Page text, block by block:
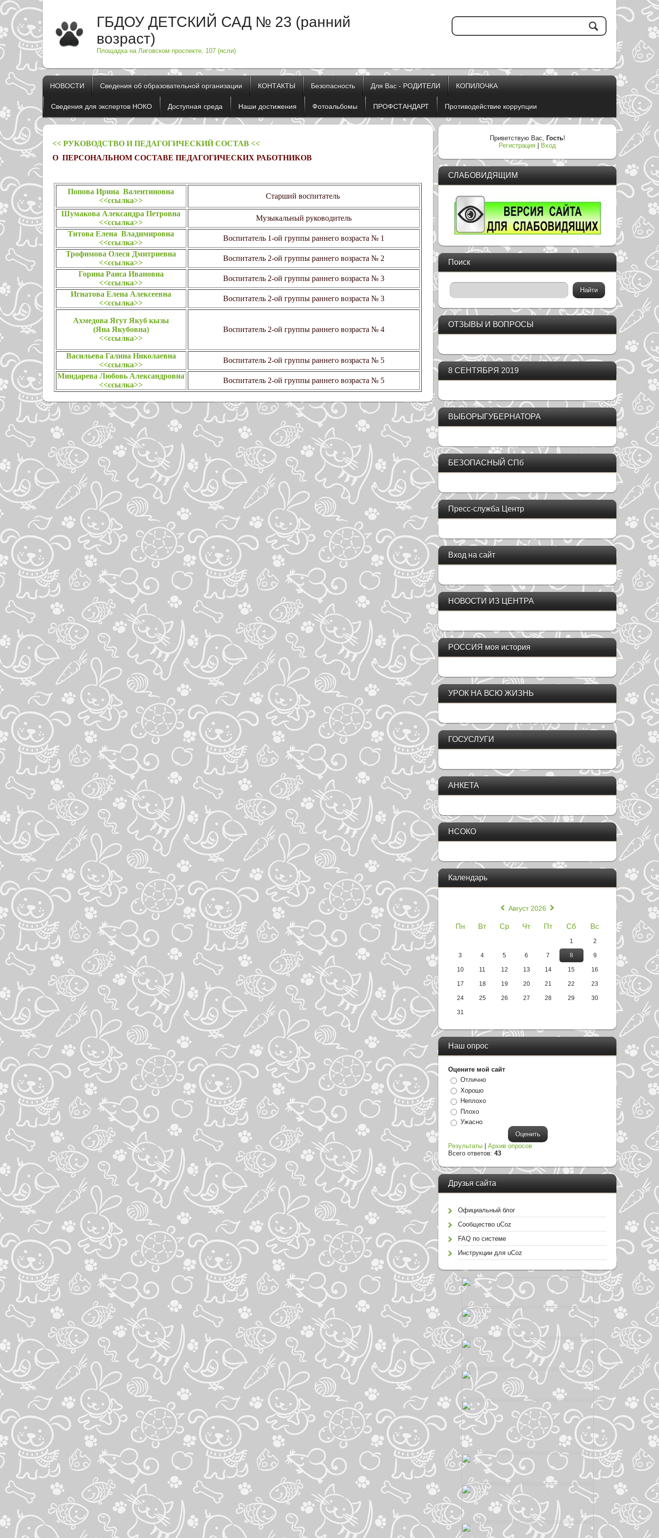
ГБДОУ ДЕТСКИЙ САД № 23 (ранний
возраст)
Площадка на Лиговском проспекте, 107 (ясли)
НОВОСТИ Сведения об образовательной организации КОНТАКТЫ Безопасность Для Вас - РОДИТЕЛИ КОПИЛОЧКА
Сведения для экспертов НОКО Доступная среда Наши достижения Фотоальбомы ПРОФСТАНДАРТ Противодействие коррупции
<< РУКОВОДСТВО И ПЕДАГОГИЧЕСКИЙ СОСТАВ <<
О ПЕРСОНАЛЬНОМ СОСТАВЕ ПЕДАГОГИЧЕСКИХ РАБОТНИКОВ
Попова Ирина Валентиновна
<<ссылка>>
Старший воспитатель
Шумакова Александра Петровна
<<ссылка>>
Музыкальный руководитель
Титова Елена Владимировна
<<ссылка>>
Воспитатель 1-ой группы раннего возраста № 1
Трофимова Олеся Дмитриевна
<<ссылка>>
Воспитатель 2-ой группы раннего возраста № 2
Горина Раиса Ивановна
<<ссылка>>
Воспитатель 2-ой группы раннего возраста № 3
Игнатова Елена Алексеевна
<<ссылка>>
Воспитатель 2-ой группы раннего возраста № 3
Ахмедова Ягут Якуб кызы
(Яна Якубовна)
<<ссылка>>
Воспитатель 2-ой группы раннего возраста № 4
Васильева Галина Николаевна
<<ссылка>>
Воспитатель 2-ой группы раннего возраста № 5
Миндарева Любовь Александровна
<<ссылка>>
Воспитатель 2-ой группы раннего возраста № 5
Приветствую Вас, Гость!
Регистрация
Вход
СЛАБОВИДЯЩИМ
Поиск
ОТЗЫВЫ И ВОПРОСЫ
8 СЕНТЯБРЯ 2019
ВЫБОРЫГУБЕРНАТОРА
БЕЗОПАСНЫЙ СПб
Пресс-служба Центр
Вход на сайт
НОВОСТИ ИЗ ЦЕНТРА
РОССИЯ моя история
УРОК НА ВСЮ ЖИЗНЬ
ГОСУСЛУГИ
АНКЕТА
НСОКО
Календарь
Август 2026
Пн Вт Ср Чт Пт Сб Вс
1 2
3 4 5 6 7 8 9
10 11 12 13 14 15 16
17 18 19 20 21 22 23
24 25 26 27 28 29 30
31
Наш опрос
Оцените мой сайт
Отлично
Хорошо
Неплохо
Плохо
Ужасно
Результаты |Архив опросов
Всего ответов:43
Друзья сайта
Официальный блог
Сообщество uCoz
FAQ по системе
Инструкции для uCoz